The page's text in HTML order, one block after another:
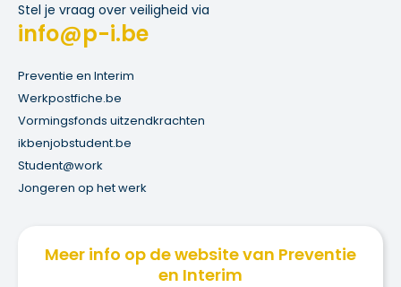
Stel je vraag over veiligheid via
info@p-i.be
Preventie en Interim
Werkpostfiche.be
Vormingsfonds uitzendkrachten
ikbenjobstudent.be
Student@work
Jongeren op het werk
Meer info op de website van Preventie
en Interim